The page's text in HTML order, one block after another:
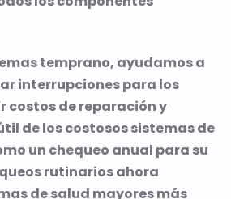
temprano, ayudamos a
interrupciones para los
costos de reparación y
de los costosos sistemas de
un chequeo anual para su
rutinarios ahora
de salud mayores más